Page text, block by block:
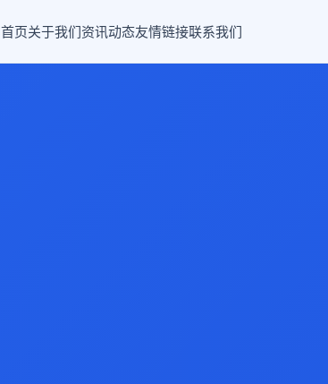
首页关于我们资讯动态友情链接联系我们